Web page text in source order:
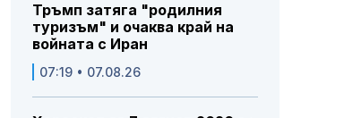
Тръмп затяга "родилния
туризъм" и очаква край на
войната с Иран
07:19 • 07.08.26